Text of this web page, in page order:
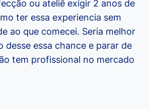
ou ateliê exigir 2 anos de
ter essa experiencia sem
ao que comecei. Seria melhor
desse essa chance e parar de
tem profissional no mercado